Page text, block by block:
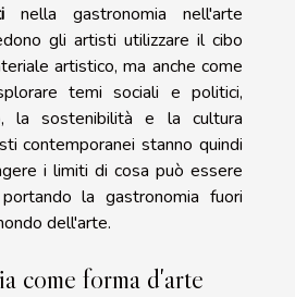
nella gastronomia nell'arte
gli artisti utilizzare il cibo
artistico, ma anche come
temi sociali e politici,
la sostenibilità e la cultura
contemporanei stanno quindi
i limiti di cosa può essere
la gastronomia fuori
dell'arte.
come forma d'arte